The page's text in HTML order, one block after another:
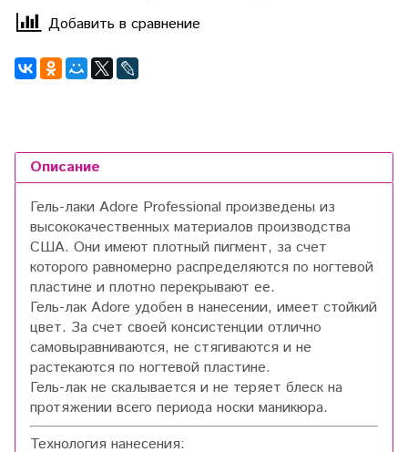
Добавить в сравнение
Описание
Гель-лаки Adore Professional произведены из
высококачественных материалов производства
США. Они имеют плотный пигмент, за счет
которого равномерно распределяются по ногтевой
пластине и плотно перекрывают ее.
Гель-лак Adore удобен в нанесении, имеет стойкий
цвет. За счет своей консистенции отлично
самовыравниваются, не стягиваются и не
растекаются по ногтевой пластине.
Гель-лак не скалывается и не теряет блеск на
протяжении всего периода носки маникюра.
Технология нанесения: